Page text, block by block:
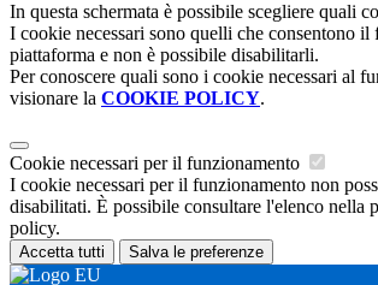
In questa schermata è possibile scegliere quali
I cookie necessari sono quelli che consentono il
piattaforma e non è possibile disabilitarli.
Per conoscere quali sono i cookie necessari al
visionare la COOKIE POLICY.
Cookie necessari per il funzionamento
I cookie necessari per il funzionamento non
disabilitati. È possibile consultare l'elenco nella
policy.
Accetta tutti Salva le preferenze